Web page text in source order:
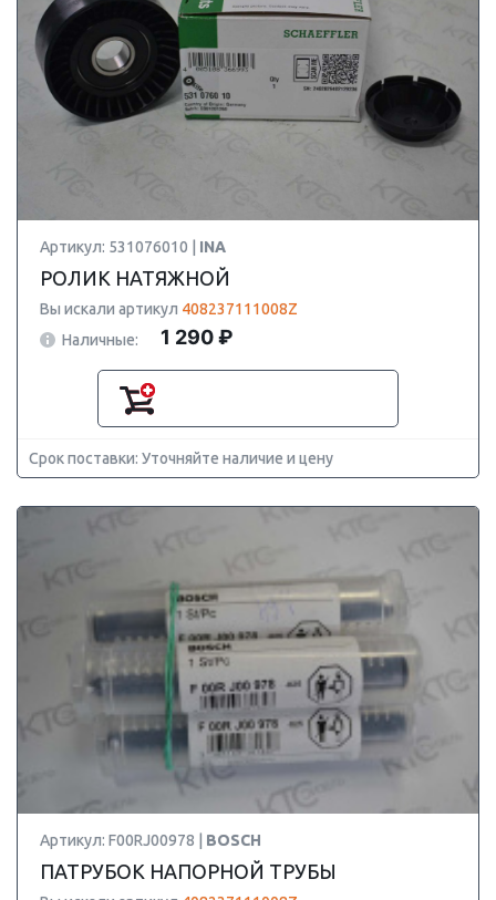
Артикул: 531076010 | INA
РОЛИК НАТЯЖНОЙ
Вы искали артикул 408237111008Z
Наличные:
1 290 ₽
Срок поставки: Уточняйте наличие и цену
Артикул: F00RJ00978 | BOSCH
ПАТРУБОК НАПОРНОЙ ТРУБЫ